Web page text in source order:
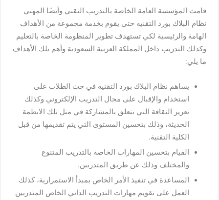
قامت المؤسسة العامة الخاصة بالتدريب التقني وأيضًا المهني
نظام البلاك بورد التقنيه حتى يقوم بخدمة مجموعة من الأهداف
الهامة والرئيسية لكي تستهدف تطوير المنظومة الخاصة بالتعليم
وكذلك التدريب داخل المملكة العربية السعودية وأهم تلك الأهداف
ما يلي:
يساهم نظام البلاك بورد التقنيه في حث الطلاب على
استخدام والإقبال على مجال التدريب الإلكتروني وكذلك
تعزيز الثقافة التي تتعلق بالمشاركة في مثل تلك الانظمة
الحديثة، وذلك بتحسين المستوى التي يتم تقديمها من قبل
الكلية التقنية.
القيام بتحسين المهارات الخاصة بالتدريب المتنوع
والمختلف وذلك عن طريق المتدربين.
المساعدة في تنفيذ الأمر الخاص بمبدأ الاستمرارية، كذلك
العمل على تقويم مهارات التدريب الذاتي الخاص المتدربين